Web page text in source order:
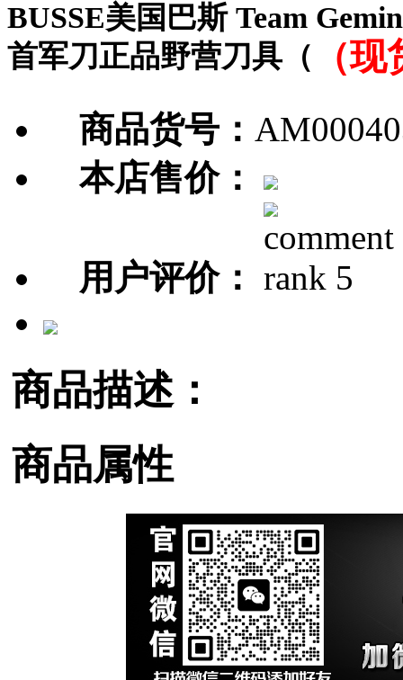
BUSSE美国巴斯 Team
首军刀正品野营刀具（
（
商品货号：
本店售价：
用户评价：
商品描述：
商品属性